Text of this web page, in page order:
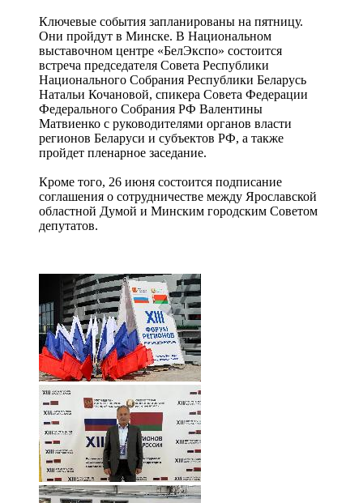
Ключевые события запланированы на пятницу.
Они пройдут в Минске. В Национальном
выставочном центре «БелЭкспо» состоится
встреча председателя Совета Республики
Национального Собрания Республики Беларусь
Натальи Кочановой, спикера Совета Федерации
Федерального Собрания РФ Валентины
Матвиенко с руководителями органов власти
регионов Беларуси и субъектов РФ, а также
пройдет пленарное заседание.
Кроме того, 26 июня состоится подписание
соглашения о сотрудничестве между Ярославской
областной Думой и Минским городским Советом
депутатов.